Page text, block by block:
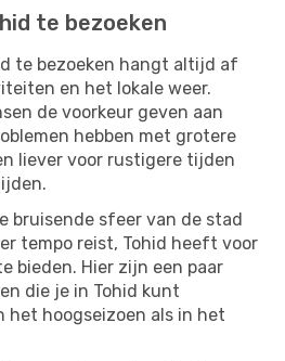
te bezoeken
te bezoeken hangt altijd af
en het lokale weer.
de voorkeur geven aan
hebben met grotere
liever voor rustigere tijden
bruisende sfeer van de stad
tempo reist, Tohid heeft voor
bieden. Hier zijn een paar
die je in Tohid kunt
het hoogseizoen als in het